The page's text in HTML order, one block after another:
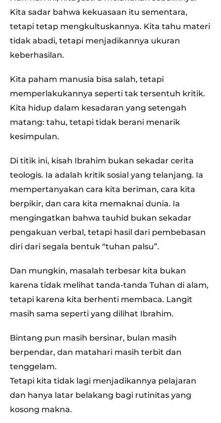
Kita sadar bahwa kekuasaan itu sementara,
tetapi tetap mengkultuskannya. Kita tahu materi
tidak abadi, tetapi menjadikannya ukuran
keberhasilan.
Kita paham manusia bisa salah, tetapi
memperlakukannya seperti tak tersentuh kritik.
Kita hidup dalam kesadaran yang setengah
matang: tahu, tetapi tidak berani menarik
kesimpulan.
Di titik ini, kisah Ibrahim bukan sekadar cerita
teologis. Ia adalah kritik sosial yang telanjang. Ia
mempertanyakan cara kita beriman, cara kita
berpikir, dan cara kita memaknai dunia. Ia
mengingatkan bahwa tauhid bukan sekadar
pengakuan verbal, tetapi hasil dari pembebasan
diri dari segala bentuk “tuhan palsu”.
Dan mungkin, masalah terbesar kita bukan
karena tidak melihat tanda-tanda Tuhan di alam,
tetapi karena kita berhenti membaca. Langit
masih sama seperti yang dilihat Ibrahim.
Bintang pun masih bersinar, bulan masih
berpendar, dan matahari masih terbit dan
tenggelam.
Tetapi kita tidak lagi menjadikannya pelajaran
dan hanya latar belakang bagi rutinitas yang
kosong makna.